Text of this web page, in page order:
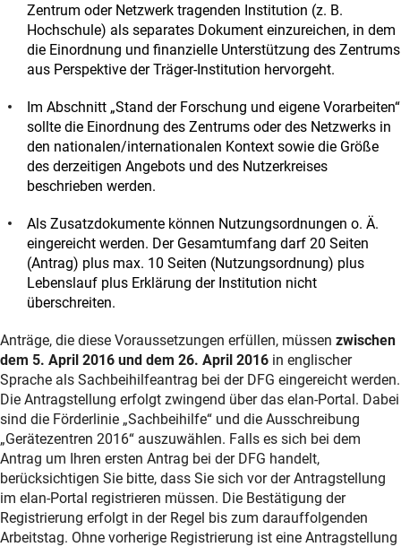
Zentrum oder Netzwerk tragenden Institution (z. B.
Hochschule) als separates Dokument einzureichen, in dem
die Einordnung und finanzielle Unterstützung des Zentrums
aus Perspektive der Träger-Institution hervorgeht.
Im Abschnitt „Stand der Forschung und eigene Vorarbeiten“
sollte die Einordnung des Zentrums oder des Netzwerks in
den nationalen/internationalen Kontext sowie die Größe
des derzeitigen Angebots und des Nutzerkreises
beschrieben werden.
Als Zusatzdokumente können Nutzungsordnungen o. Ä.
eingereicht werden. Der Gesamtumfang darf 20 Seiten
(Antrag) plus max. 10 Seiten (Nutzungsordnung) plus
Lebenslauf plus Erklärung der Institution nicht
überschreiten.
Anträge, die diese Voraussetzungen erfüllen, müssen zwischen
dem 5. April 2016 und dem 26. April 2016 in englischer
Sprache als Sachbeihilfeantrag bei der DFG eingereicht werden.
Die Antragstellung erfolgt zwingend über das elan-Portal. Dabei
sind die Förderlinie „Sachbeihilfe“ und die Ausschreibung
„Gerätezentren 2016“ auszuwählen. Falls es sich bei dem
Antrag um Ihren ersten Antrag bei der DFG handelt,
berücksichtigen Sie bitte, dass Sie sich vor der Antragstellung
im elan-Portal registrieren müssen. Die Bestätigung der
Registrierung erfolgt in der Regel bis zum darauffolgenden
Arbeitstag. Ohne vorherige Registrierung ist eine Antragstellung